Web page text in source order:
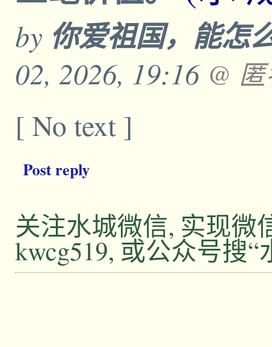
by 你爱祖国，能怎
02, 2026, 19:16 @
[ No text ]
Post reply
关注水城微信, 实现微
kwcg519, 或公众号搜“